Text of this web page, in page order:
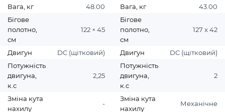
Вага, кг
48.00
Бігове
полотно,
см
122 × 45
Двигун
DC (щітковий)
Потужність
двигуна,
к.с
2,25
Зміна кута
нахилу
-
Вага, кг
43.00
Бігове
полотно,
см
127 x 42
Двигун
DC (щітковий)
Потужність
двигуна,
к.с
2
Зміна кута
нахилу
Механічне